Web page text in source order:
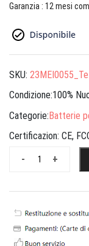
Garanzia : 12 mesi
SKU: 23MEI0055_Te
Condizione:100%
Categorie:Batterie
Certificazion: CE,
+
-